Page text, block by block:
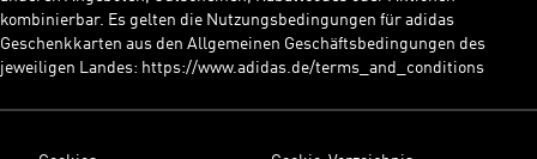
kombinierbar. Es gelten die Nutzungsbedingungen für adidas
Geschenkkarten aus den Allgemeinen Geschäftsbedingungen des
jeweiligen Landes: https://www.adidas.de/terms_and_conditions